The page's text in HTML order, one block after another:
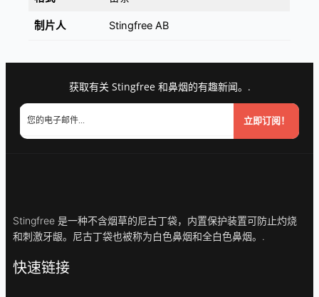
制片人 Stingfree AB
获取有关 Stingfree 和鼻烟的有趣新闻。.
立即订阅！
Stingfree 是一种不含烟草的尼古丁袋，内置保护装置可防止灼烧
和刺激牙龈。尼古丁袋也被称为白色鼻烟和全白色鼻烟。.
快速链接